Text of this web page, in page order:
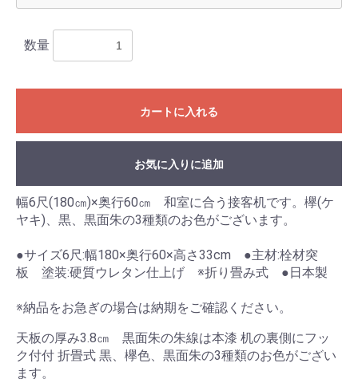
数量
カートに入れる
お買い物を続ける カートへ進む
お気に入りに追加
幅6尺(180㎝)×奥行60㎝ 和室に合う接客机です。欅(ケ
ヤキ)、黒、黒面朱の3種類のお色がございます。
●サイズ6尺:幅180×奥行60×高さ33cm ●主材:栓材突
板 塗装:硬質ウレタン仕上げ ※折り畳み式 ●日本製
※納品をお急ぎの場合は納期をご確認ください。
天板の厚み3.8㎝ 黒面朱の朱線は本漆 机の裏側にフッ
ク付付 折畳式 黒、欅色、黒面朱の3種類のお色がござい
ます。